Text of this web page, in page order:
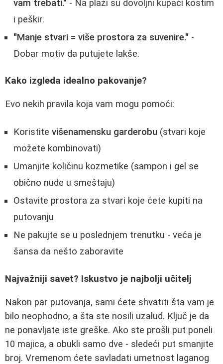
vam trebati." - Na plaži su dovoljni kupaći kostim
i peškir.
"Manje stvari = više prostora za suvenire." -
Dobar motiv da putujete lakše.
Kako izgleda idealno pakovanje?
Evo nekih pravila koja vam mogu pomoći:
Koristite višenamensku garderobu (stvari koje
možete kombinovati)
Umanjite količinu kozmetike (sampon i gel se
obično nude u smeštaju)
Ostavite prostora za stvari koje ćete kupiti na
putovanju
Ne pakujte se u poslednjem trenutku - veća je
šansa da nešto zaboravite
Najvažniji savet? Iskustvo je najbolji učitelj
Nakon par putovanja, sami ćete shvatiti šta vam je
bilo neophodno, a šta ste nosili uzalud. Ključ je da
ne ponavljate iste greške. Ako ste prošli put poneli
10 majica, a obukli samo dve - sledeći put smanjite
broj. Vremenom ćete savladati umetnost laganog